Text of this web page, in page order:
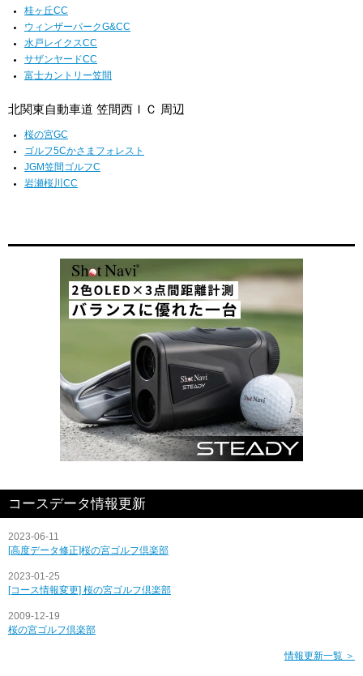
桂ヶ丘CC
ウィンザーパークG&CC
水戸レイクスCC
サザンヤードCC
富士カントリー笠間
北関東自動車道 笠間西ＩＣ 周辺
桜の宮GC
ゴルフ5Cかさまフォレスト
JGM笠間ゴルフC
岩瀬桜川CC
コースデータ情報更新
2023-06-11
[高度データ修正]桜の宮ゴルフ倶楽部
2023-01-25
[コース情報変更] 桜の宮ゴルフ倶楽部
2009-12-19
桜の宮ゴルフ倶楽部
情報更新一覧 ＞